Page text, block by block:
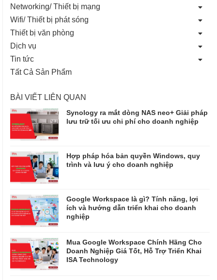
Networking/ Thiết bị mạng
Wifi/ Thiết bị phát sóng
Thiết bị văn phòng
Dịch vụ
Tin tức
Tất Cả Sản Phẩm
BÀI VIẾT LIÊN QUAN
Synology ra mắt dòng NAS neo+ Giải pháp
lưu trữ tối ưu chi phí cho doanh nghiệp
Hợp pháp hóa bản quyền Windows, quy
trình và lưu ý cho doanh nghiệp
Google Workspace là gì? Tính năng, lợi
ích và hướng dẫn triển khai cho doanh
nghiệp
Mua Google Workspace Chính Hãng Cho
Doanh Nghiệp Giá Tốt, Hỗ Trợ Triển Khai
ISA Technology